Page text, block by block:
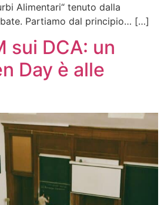
Alimentari“ tenuto dalla
Partiamo dal principio… […]
sui DCA: un
Day è alle